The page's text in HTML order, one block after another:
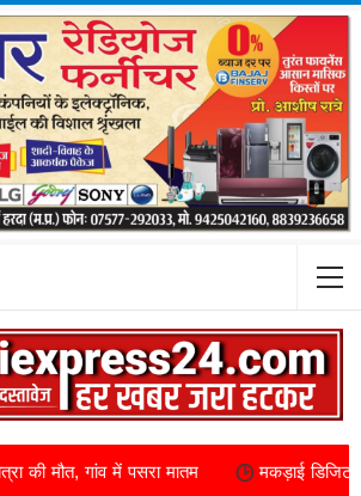
पसरा मातम
मकड़ाई डिजिटल खबर का